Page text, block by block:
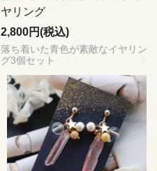
ヤリング
2,800円(税込)
落ち着いた青色が素敵なイヤリン
グ3個セット